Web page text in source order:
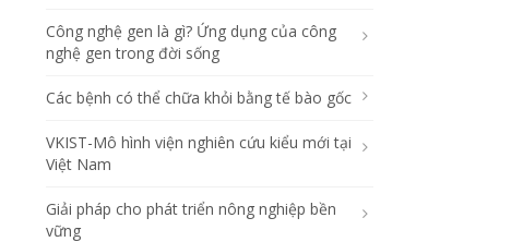
Công nghệ gen là gì? Ứng dụng của công
nghệ gen trong đời sống
Các bệnh có thể chữa khỏi bằng tế bào gốc
VKIST-Mô hình viện nghiên cứu kiểu mới tại
Việt Nam
Giải pháp cho phát triển nông nghiệp bền
vững